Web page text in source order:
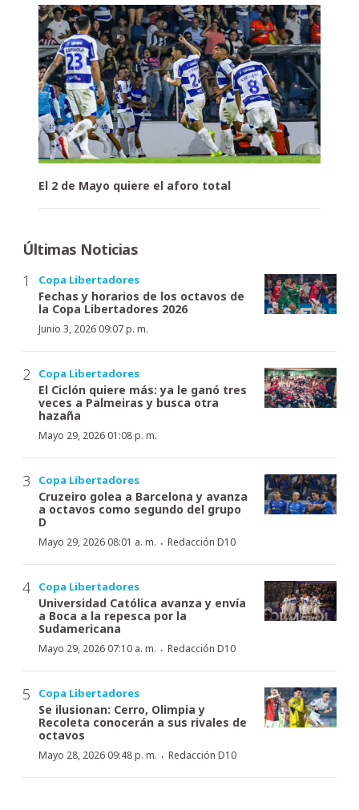
El 2 de Mayo quiere el aforo total
Últimas Noticias
Copa Libertadores
Fechas y horarios de los octavos de
la Copa Libertadores 2026
Junio 3, 2026 09:07 p. m.
Copa Libertadores
El Ciclón quiere más: ya le ganó tres
veces a Palmeiras y busca otra
hazaña
Mayo 29, 2026 01:08 p. m.
Copa Libertadores
Cruzeiro golea a Barcelona y avanza
a octavos como segundo del grupo
D
Mayo 29, 2026 08:01 a. m. · Redacción D10
Copa Libertadores
Universidad Católica avanza y envía
a Boca a la repesca por la
Sudamericana
Mayo 29, 2026 07:10 a. m. · Redacción D10
Copa Libertadores
Se ilusionan: Cerro, Olimpia y
Recoleta conocerán a sus rivales de
octavos
Mayo 28, 2026 09:48 p. m. · Redacción D10